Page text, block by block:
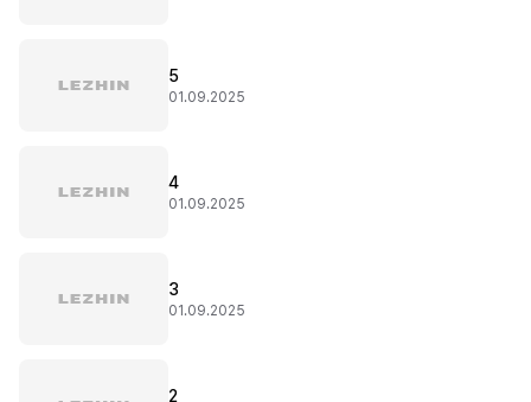
5
01.09.2025
4
01.09.2025
3
01.09.2025
2